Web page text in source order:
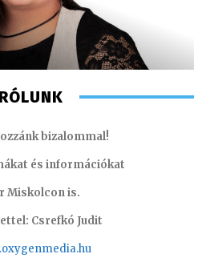
RÓLUNK
bizalommal!
és információkat
Miskolcon is.
Csrefkó Judit
nmedia.hu